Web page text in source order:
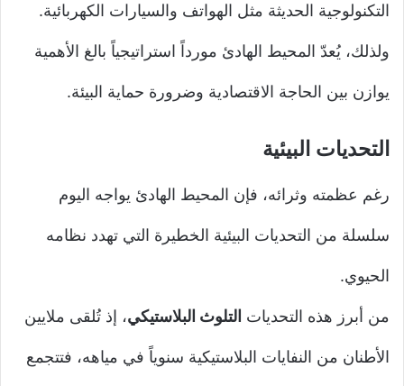
التكنولوجية الحديثة مثل الهواتف والسيارات الكهربائية.
ولذلك، يُعدّ المحيط الهادئ مورداً استراتيجياً بالغ الأهمية
يوازن بين الحاجة الاقتصادية وضرورة حماية البيئة.
التحديات البيئية
رغم عظمته وثرائه، فإن المحيط الهادئ يواجه اليوم
سلسلة من التحديات البيئية الخطيرة التي تهدد نظامه
الحيوي.
من أبرز هذه التحديات التلوث البلاستيكي، إذ تُلقى ملايين
الأطنان من النفايات البلاستيكية سنوياً في مياهه، فتتجمع